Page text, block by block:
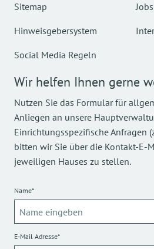
Sitemap
Hinweisgebersystem
Social Media Regeln
Wir helfen Ihnen gerne
Nutzen Sie das Formular für
Anliegen an unsere
Einrichtungsspezifische Anfragen
bitten wir Sie über die Kontakt-E-
jeweiligen Hauses zu stellen.
Name*
E-Mail Adresse*